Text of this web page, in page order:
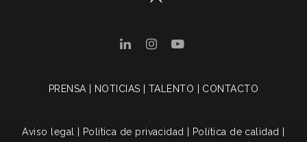
PRENSA NOTICIAS TALENTO CONTACTO
Aviso legal Política de privacidad Política de calidad